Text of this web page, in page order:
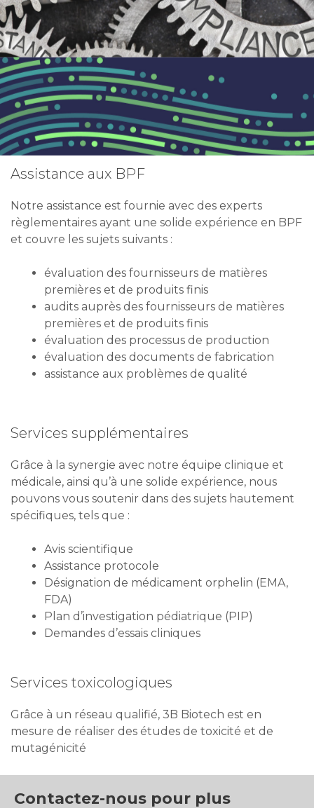
Assistance aux BPF
Notre assistance est fournie avec des experts
règlementaires ayant une solide expérience en BPF
et couvre les sujets suivants :
évaluation des fournisseurs de matières
premières et de produits finis
audits auprès des fournisseurs de matières
premières et de produits finis
évaluation des processus de production
évaluation des documents de fabrication
assistance aux problèmes de qualité
Services supplémentaires
médicale, ainsi qu’à une solide expérience, nous
pouvons vous soutenir dans des sujets hautement
spécifiques, tels que :
Assistance protocole
Désignation de médicament orphelin (EMA,
FDA)
Plan d’investigation pédiatrique (PIP)
Demandes d’essais cliniques
Services toxicologiques
mesure de réaliser des études de toxicité et de
mutagénicité
Contactez-nous pour plus